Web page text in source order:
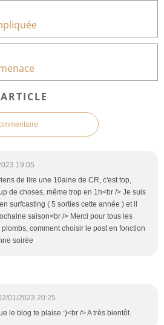
19:05
de lire une 10aine de CR, c'est top,
de choses, même trop en 1h<br /> Je suis
surfcasting ( 5 sorties cette année ) et il
saison<br /> Merci pour tous les
comment choisir le post en fonction
soirée
01/2023 20:25
le blog te plaise :)<br /> A très bientôt.